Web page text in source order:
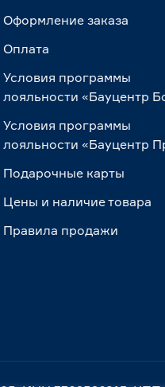
Оформление заказа
Оплата
Условия программы
лояльности «Бауцентр
Условия программы
лояльности «Бауцентр
Подарочные карты
Цены и наличие товара
Правила продажи